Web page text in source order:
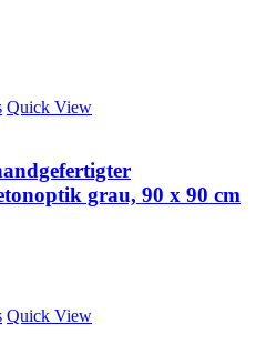
Quick View
grau, 90 x 90 cm
Quick View